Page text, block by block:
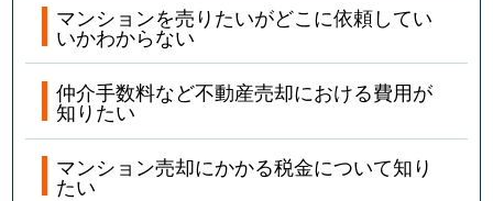
マンションを売りたいがどこに依頼してい
いかわからない
仲介手数料など不動産売却における費用が
知りたい
マンション売却にかかる税金について知り
たい